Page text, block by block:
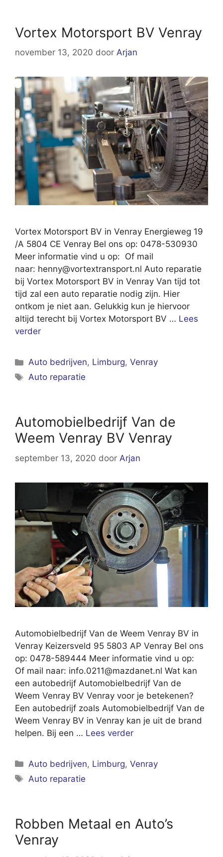
Vortex Motorsport BV Venray
november 13, 2020 door Arjan
Vortex Motorsport BV in Venray Energieweg 19
/A 5804 CE Venray Bel ons op: 0478-530930
Meer informatie vind u op: Of mail
naar: henny@vortextransport.nl Auto reparatie
bij Vortex Motorsport BV in Venray Van tijd tot
tijd zal een auto reparatie nodig zijn. Hier
ontkom je niet aan. Gelukkig kun je hiervoor
altijd terecht bij Vortex Motorsport BV … Lees
verder
Categorieën
Auto bedrijven, Limburg,Venray
Tags
Auto reparatie
Automobielbedrijf Van de
Weem Venray BV Venray
september 13, 2020 door Arjan
Automobielbedrijf Van de Weem Venray BV in
Venray Keizersveld 95 5803 AP Venray Bel ons
op: 0478-589444 Meer informatie vind u op:
Of mail naar: info.0211@mazdanet.nl Wat kan
een autobedrijf Automobielbedrijf Van de
Weem Venray BV Venray voor je betekenen?
Een autobedrijf zoals Automobielbedrijf Van de
Weem Venray BV in Venray kan je uit de brand
helpen. Bij een … Lees verder
Categorieën
Auto bedrijven, Limburg,Venray
Tags
Auto reparatie
Robben Metaal en Auto’s
Venray